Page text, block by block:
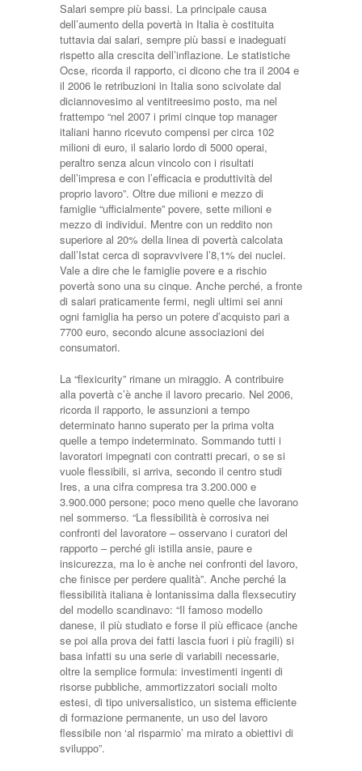
Salari sempre più bassi. La principale causa
dell’aumento della povertà in Italia è costituita
tuttavia dai salari, sempre più bassi e inadeguati
rispetto alla crescita dell’inflazione. Le statistiche
Ocse, ricorda il rapporto, ci dicono che tra il 2004 e
il 2006 le retribuzioni in Italia sono scivolate dal
diciannovesimo al ventitreesimo posto, ma nel
frattempo “nel 2007 i primi cinque top manager
italiani hanno ricevuto compensi per circa 102
milioni di euro, il salario lordo di 5000 operai,
peraltro senza alcun vincolo con i risultati
dell’impresa e con l’efficacia e produttività del
proprio lavoro”. Oltre due milioni e mezzo di
famiglie “ufficialmente” povere, sette milioni e
mezzo di individui. Mentre con un reddito non
superiore al 20% della linea di povertà calcolata
dall’Istat cerca di sopravvivere l’8,1% dei nuclei.
Vale a dire che le famiglie povere e a rischio
povertà sono una su cinque. Anche perché, a fronte
di salari praticamente fermi, negli ultimi sei anni
ogni famiglia ha perso un potere d’acquisto pari a
7700 euro, secondo alcune associazioni dei
consumatori.
La “flexicurity” rimane un miraggio. A contribuire
alla povertà c’è anche il lavoro precario. Nel 2006,
ricorda il rapporto, le assunzioni a tempo
determinato hanno superato per la prima volta
quelle a tempo indeterminato. Sommando tutti i
lavoratori impegnati con contratti precari, o se si
vuole flessibili, si arriva, secondo il centro studi
Ires, a una cifra compresa tra 3.200.000 e
3.900.000 persone; poco meno quelle che lavorano
nel sommerso. “La flessibilità è corrosiva nei
confronti del lavoratore – osservano i curatori del
rapporto – perché gli istilla ansie, paure e
insicurezza, ma lo è anche nei confronti del lavoro,
che finisce per perdere qualità”. Anche perché la
flessibilità italiana è lontanissima dalla flexsecutiry
del modello scandinavo: “Il famoso modello
danese, il più studiato e forse il più efficace (anche
se poi alla prova dei fatti lascia fuori i più fragili) si
basa infatti su una serie di variabili necessarie,
oltre la semplice formula: investimenti ingenti di
risorse pubbliche, ammortizzatori sociali molto
estesi, di tipo universalistico, un sistema efficiente
di formazione permanente, un uso del lavoro
flessibile non ‘al risparmio’ ma mirato a obiettivi di
sviluppo”.